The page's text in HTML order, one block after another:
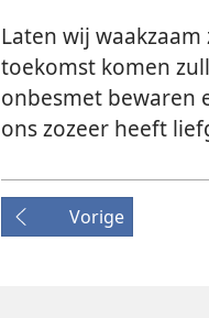
Laten wij
toekomst komen
onbesmet bewaren
ons zozeer heeft
Vorige